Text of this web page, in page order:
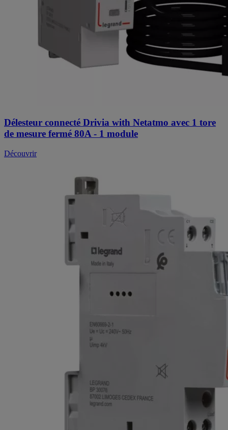
Délesteur connecté Drivia with Netatmo avec 1 tore
de mesure fermé 80A - 1 module
Découvrir